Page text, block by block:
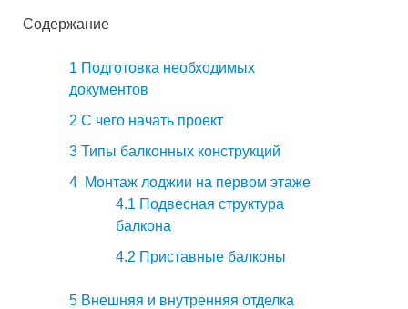
Содержание
1 Подготовка необходимых
документов
2 С чего начать проект
3 Типы балконных конструкций
4 Монтаж лоджии на первом этаже
4.1 Подвесная структура
балкона
4.2 Приставные балконы
5 Внешняя и внутренняя отделка